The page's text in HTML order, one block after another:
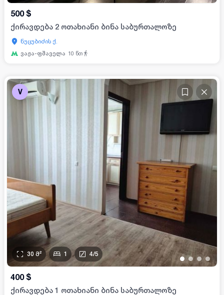
500 $
ქირავდება 2 ოთახიანი ბინა საბურთალოზე
ნუცუბიძის ქ.
ვაჟა-ფშაველა 10 წთ
V
•• • •
30 მ² 1 4/5
400 $
ქირავდება 1 ოთახიანი ბინა საბურთალოზე